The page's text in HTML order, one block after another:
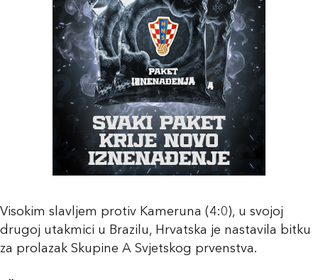
Visokim slavljem protiv Kameruna (4:0), u svojoj
drugoj utakmici u Brazilu, Hrvatska je nastavila bitku
za prolazak Skupine A Svjetskog prvenstva.